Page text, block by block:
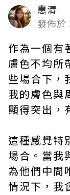
惠清
發佈於
作為一個有
膚色不均所
些場合下，
我的膚色與
顯得突出，
這種感覺特
場合。當我
為他們中間
情況下，我